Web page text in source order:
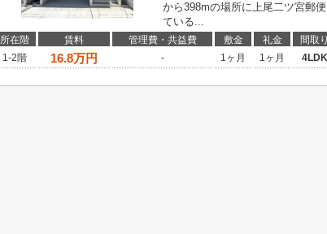
から398mの場所に上尾二ツ宮郵
ている...
所在階 賃料 管理費・共益費 敷金 礼金 間取り
1-2階
16.8万円 - 1ヶ月 1ヶ月 4LDK